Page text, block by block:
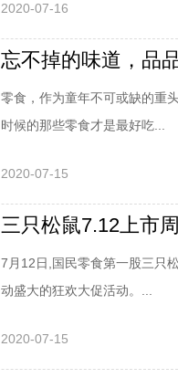
2020-07-16
忘不掉的味道，品
零食，作为童年不可或缺的重
时候的那些零食才是最好吃...
2020-07-15
三只松鼠7.12上市
7月12日,国民零食第一股三只
动盛大的狂欢大促活动。...
2020-07-15